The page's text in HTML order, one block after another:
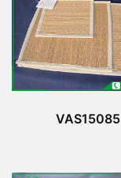
VAS15085